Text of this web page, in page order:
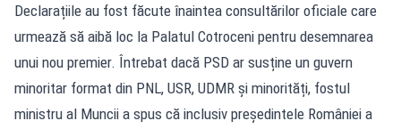
Declarațiile au fost făcute înaintea consultărilor oficiale care
urmează să aibă loc la Palatul Cotroceni pentru desemnarea
unui nou premier. Întrebat dacă PSD ar susține un guvern
minoritar format din PNL, USR, UDMR și minorități, fostul
ministru al Muncii a spus că inclusiv președintele României a